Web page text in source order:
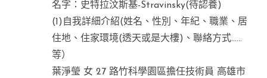
名字：史特拉汶斯基-Stravinsky(待認養)
(1)自我詳細介紹(姓名、性別、年紀、職業、居
住地、住家環境(透天或是大樓)、聯絡方式……
等）
葉淨瑩 女 27 路竹科學園區擔任技術員 高雄市